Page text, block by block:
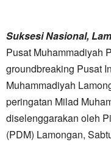
Suksesi Nasional,
Pusat Muhammadiyah
groundbreaking Pusat
Muhammadiyah
peringatan Milad
diselenggarakan oleh
(PDM) Lamongan,